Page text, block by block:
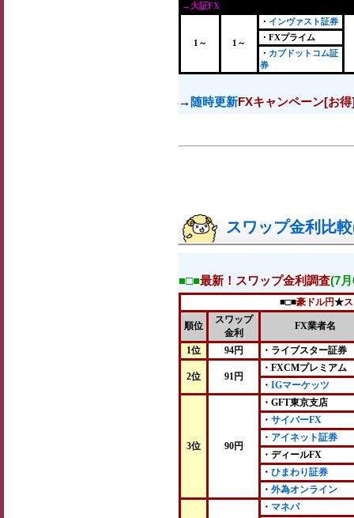
→大証FX
1～ 1～
・ インヴァスト証券
・FXプライム
・ カブドットコム証
券
→ 随時更新FXキャンペーン[お
スワップ金利比
■□■最新！スワップ金利調査(7
■□■豪ドル円★
順位
スワップ
金利
FX業者名
1位 94円 ・ライブスター証券
2位 91円
・FXCMプレミアム
・ IGマーケッツ
3位 90円
・GFT東京支店
・ サイバーFX
・ アイネット証券
・ディールFX
・ ひまわり証券
・ 外為オンライン
・ マネパ